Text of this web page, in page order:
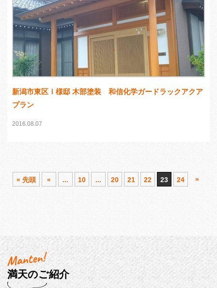
新潟市東区Ｉ様邸 木部塗装 和信化学ガードラックアクア
プラン
2016.08.07
« 先頭 « ... 10 ... 20 21 22 23 24 »
満天のご紹介